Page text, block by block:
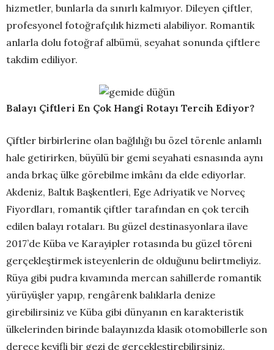
hizmetler, bunlarla da sınırlı kalmıyor. Dileyen çiftler,
profesyonel fotoğrafçılık hizmeti alabiliyor. Romantik
anlarla dolu fotoğraf albümü, seyahat sonunda çiftlere
takdim ediliyor.
Balayı Çiftleri En Çok Hangi Rotayı Tercih Ediyor?
Çiftler birbirlerine olan bağlılığı bu özel törenle anlamlı
hale getirirken, büyülü bir gemi seyahati esnasında aynı
anda brkaç ülke görebilme imkânı da elde ediyorlar.
Akdeniz, Baltık Başkentleri, Ege Adriyatik ve Norveç
Fiyordları, romantik çiftler tarafından en çok tercih
edilen balayı rotaları. Bu güzel destinasyonlara ilave
2017’de Küba ve Karayipler rotasında bu güzel töreni
gerçekleştirmek isteyenlerin de olduğunu belirtmeliyiz.
Rüya gibi pudra kıvamında mercan sahillerde romantik
yürüyüşler yapıp, rengârenk balıklarla denize
girebilirsiniz ve Küba gibi dünyanın en karakteristik
ülkelerinden birinde balayınızda klasik otomobillerle son
derece keyifli bir gezi de gerçekleştirebilirsiniz.